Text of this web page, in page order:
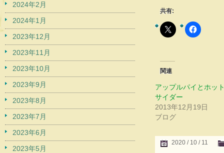
共有:
関連
アップルパイとホッ
サイダー
2013年12月19日
ブログ
2020 / 10 / 11
2024年2月
2024年1月
2023年12月
2023年11月
2023年10月
2023年9月
2023年8月
2023年7月
2023年6月
2023年5月